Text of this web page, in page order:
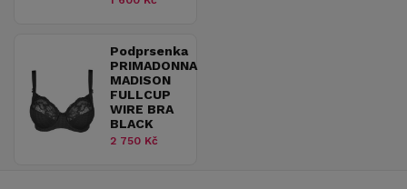
Podprsenka
PRIMADONNA
MADISON
FULLCUP
WIRE BRA
BLACK
2 750 Kč